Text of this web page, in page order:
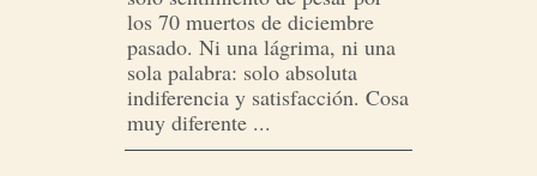
los 70 muertos de diciembre
pasado. Ni una lágrima, ni una
sola palabra: solo absoluta
indiferencia y satisfacción. Cosa
muy diferente ...